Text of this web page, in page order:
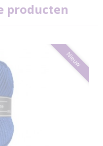
producten
Nieuw